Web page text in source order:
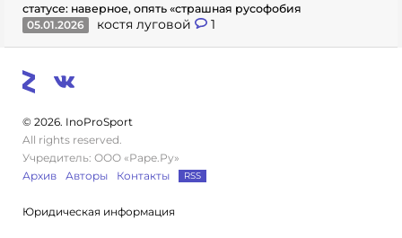
статусе: наверное, опять «страшная русофобия
05.01.2026
костя луговой 1
© 2026. InoProSport
All rights reserved.
Учредитель: ООО «Раре.Ру»
Архив
Авторы Контакты RSS
Юридическая информация